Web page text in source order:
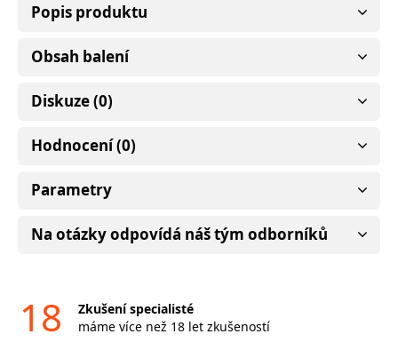
Popis produktu
Obsah balení
Diskuze (0)
Hodnocení (0)
Parametry
Na otázky odpovídá náš tým odborníků
18
Zkušení specialisté
máme více než 18 let zkušeností